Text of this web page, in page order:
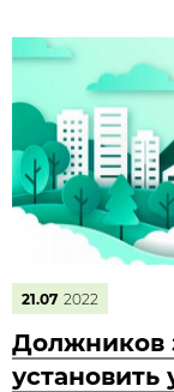
21.07 2022
Должников